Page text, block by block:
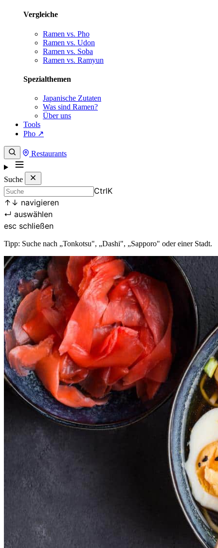
Vergleiche
Ramen vs. Pho
Ramen vs. Udon
Ramen vs. Soba
Ramen vs. Ramyun
Spezialthemen
Japanische Zutaten
Was sind Ramen?
Über uns
Tools
Pho ↗
Restaurants
Suche
CtrlK
↑ ↓ navigieren
↵ auswählen
esc schließen
Tipp: Suche nach „Tonkotsu", „Dashi", „Sapporo" oder einer Stadt.